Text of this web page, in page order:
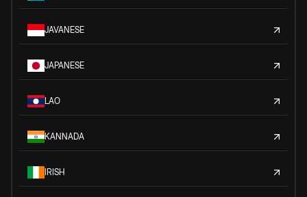
JAVANESE
JAPANESE
LAO
KANNADA
IRISH